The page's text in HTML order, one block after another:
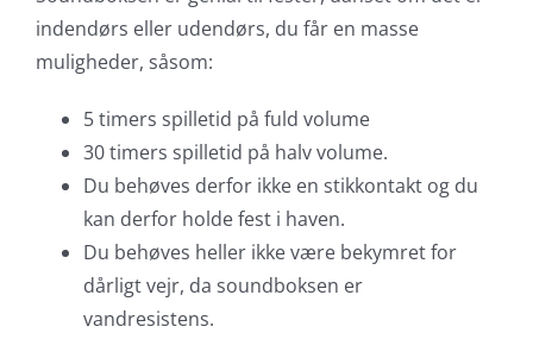
indendørs eller udendørs, du får en masse
muligheder, såsom:
5 timers spilletid på fuld volume
30 timers spilletid på halv volume.
Du behøves derfor ikke en stikkontakt og du
kan derfor holde fest i haven.
Du behøves heller ikke være bekymret for
dårligt vejr, da soundboksen er
vandresistens.